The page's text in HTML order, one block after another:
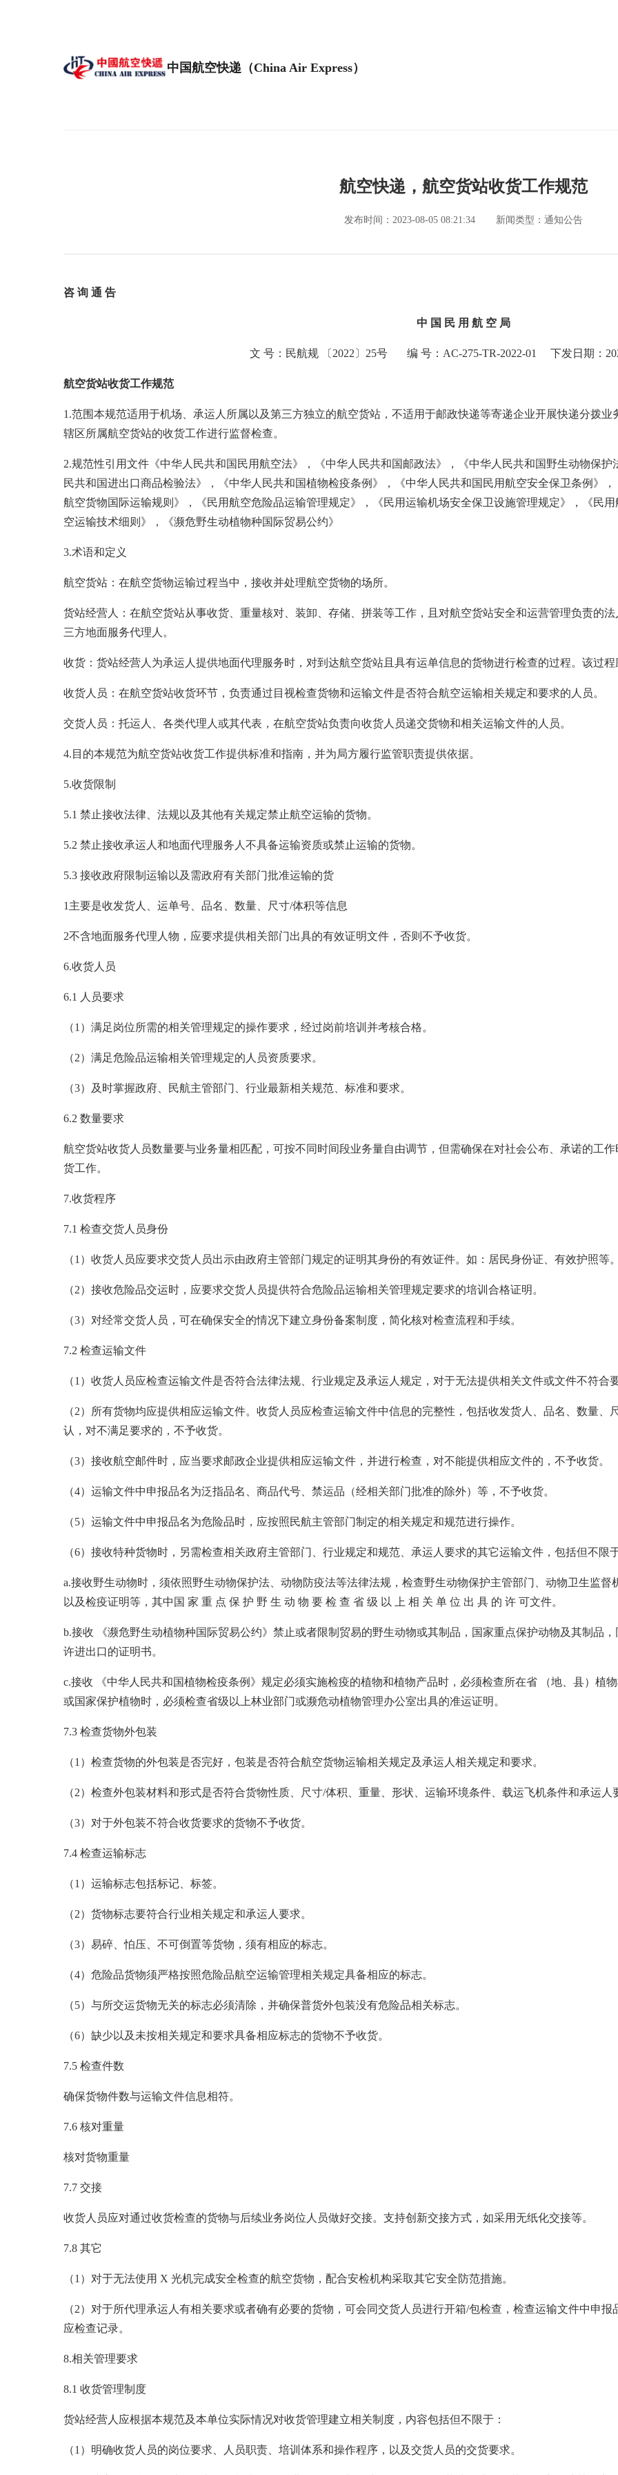
中国航空快递（China Air Express）
航空快递，航空货站收货工作规范
发布时间：2023-08-05 08:21:34 新闻类型：通知公告
咨 询 通 告
中 国 民 用 航 空 局
文 号：民航规 〔2022〕25号 编 号：AC-275-TR-2022-01 下发日期：
航空货站收货工作规范
1.范围本规范适用于机场、承运人所属以及第三方独立的航空货站，不适用于邮政快递等寄递企业开展快递分拨
辖区所属航空货站的收货工作进行监督检查。
2.规范性引用文件《中华人民共和国民用航空法》，《中华人民共和国邮政法》，《中华人民共和国野生动物保
民共和国进出口商品检验法》，《中华人民共和国植物检疫条例》，《中华人民共和国民用航空安全保卫条例》
航空货物国际运输规则》，《民用航空危险品运输管理规定》，《民用运输机场安全保卫设施管理规定》，《民
空运输技术细则》，《濒危野生动植物种国际贸易公约》
3.术语和定义
航空货站：在航空货物运输过程当中，接收并处理航空货物的场所。
货站经营人：在航空货站从事收货、重量核对、装卸、存储、拼装等工作，且对航空货站安全和运营管理负责的
三方地面服务代理人。
收货：货站经营人为承运人提供地面代理服务时，对到达航空货站且具有运单信息的货物进行检查的过程。该过程
收货人员：在航空货站收货环节，负责通过目视检查货物和运输文件是否符合航空运输相关规定和要求的人员。
交货人员：托运人、各类代理人或其代表，在航空货站负责向收货人员递交货物和相关运输文件的人员。
4.目的本规范为航空货站收货工作提供标准和指南，并为局方履行监管职责提供依据。
5.收货限制
5.1 禁止接收法律、法规以及其他有关规定禁止航空运输的货物。
5.2 禁止接收承运人和地面代理服务人不具备运输资质或禁止运输的货物。
5.3 接收政府限制运输以及需政府有关部门批准运输的货
1主要是收发货人、运单号、品名、数量、尺寸/体积等信息
2不含地面服务代理人物，应要求提供相关部门出具的有效证明文件，否则不予收货。
6.收货人员
6.1 人员要求
（1）满足岗位所需的相关管理规定的操作要求，经过岗前培训并考核合格。
（2）满足危险品运输相关管理规定的人员资质要求。
（3）及时掌握政府、民航主管部门、行业最新相关规范、标准和要求。
6.2 数量要求
航空货站收货人员数量要与业务量相匹配，可按不同时间段业务量自由调节，但需确保在对社会公布、承诺的工
货工作。
7.收货程序
7.1 检查交货人员身份
（1）收货人员应要求交货人员出示由政府主管部门规定的证明其身份的有效证件。如：居民身份证、有效护照等。
（2）接收危险品交运时，应要求交货人员提供符合危险品运输相关管理规定要求的培训合格证明。
（3）对经常交货人员，可在确保安全的情况下建立身份备案制度，简化核对检查流程和手续。
7.2 检查运输文件
（1）收货人员应检查运输文件是否符合法律法规、行业规定及承运人规定，对于无法提供相关文件或文件不符合
（2）所有货物均应提供相应运输文件。收货人员应检查运输文件中信息的完整性，包括收发货人、品名、数量
认，对不满足要求的，不予收货。
（3）接收航空邮件时，应当要求邮政企业提供相应运输文件，并进行检查，对不能提供相应文件的，不予收货。
（4）运输文件中申报品名为泛指品名、商品代号、禁运品（经相关部门批准的除外）等，不予收货。
（5）运输文件中申报品名为危险品时，应按照民航主管部门制定的相关规定和规范进行操作。
（6）接收特种货物时，另需检查相关政府主管部门、行业规定和规范、承运人要求的其它运输文件，包括但不限
a.接收野生动物时，须依照野生动物保护法、动物防疫法等法律法规，检查野生动物保护主管部门、动物卫生监
以及检疫证明等，其中国 家 重 点 保 护 野 生 动 物 要 检 查 省 级 以 上 相 关 单 位 出 具 的 许 可文件。
b.接收 《濒危野生动植物种国际贸易公约》禁止或者限制贸易的野生动物或其制品，国家重点保护动物及其制品
许进出口的证明书。
c.接收 《中华人民共和国植物检疫条例》规定必须实施检疫的植物和植物产品时，必须检查所在省 （地、县）植
或国家保护植物时，必须检查省级以上林业部门或濒危动植物管理办公室出具的准运证明。
7.3 检查货物外包装
（1）检查货物的外包装是否完好，包装是否符合航空货物运输相关规定及承运人相关规定和要求。
（2）检查外包装材料和形式是否符合货物性质、尺寸/体积、重量、形状、运输环境条件、载运飞机条件和承运人
（3）对于外包装不符合收货要求的货物不予收货。
7.4 检查运输标志
（1）运输标志包括标记、标签。
（2）货物标志要符合行业相关规定和承运人要求。
（3）易碎、怕压、不可倒置等货物，须有相应的标志。
（4）危险品货物须严格按照危险品航空运输管理相关规定具备相应的标志。
（5）与所交运货物无关的标志必须清除，并确保普货外包装没有危险品相关标志。
（6）缺少以及未按相关规定和要求具备相应标志的货物不予收货。
7.5 检查件数
确保货物件数与运输文件信息相符。
7.6 核对重量
核对货物重量
7.7 交接
收货人员应对通过收货检查的货物与后续业务岗位人员做好交接。支持创新交接方式，如采用无纸化交接等。
7.8 其它
（1）对于无法使用 X 光机完成安全检查的航空货物，配合安检机构采取其它安全防范措施。
（2）对于所代理承运人有相关要求或者确有必要的货物，可会同交货人员进行开箱/包检查，检查运输文件中申
应检查记录。
8.相关管理要求
8.1 收货管理制度
货站经营人应根据本规范及本单位实际情况对收货管理建立相关制度，内容包括但不限于：
（1）明确收货人员的岗位要求、人员职责、培训体系和操作程序，以及交货人员的交货要求。